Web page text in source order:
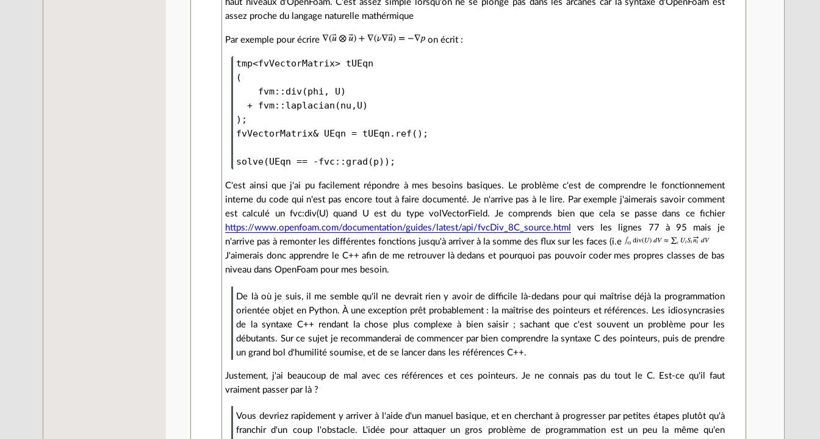
haut niveaux d'OpenFoam. C'est assez simple lorsqu'on ne se plonge pas dans les arcanes car la syntaxe d'OpenFoam est
assez proche du langage naturelle mathérmique
Par exemple pour écrire on écrit :
tmp<fvVectorMatrix> tUEqn
(
fvm:: div(phi , U)
+ fvm:: laplacian (nu , U)
);
fvVectorMatrix& UEqn = tUEqn . ref ();
solve(UEqn == -fvc :: grad (p));
C'est ainsi que j'ai pu facilement répondre à mes besoins basiques. Le problème c'est de comprendre le fonctionnement
interne du code qui n'est pas encore tout à faire documenté. Je n'arrive pas à le lire. Par exemple j'aimerais savoir comment
est calculé un fvc:div(U) quand U est du type volVectorField. Je comprends bien que cela se passe dans ce fichier
https://www.openfoam.com/documentation/guides/latest/api/fvcDiv_8C_source.html
vers les lignes 77 à 95 mais je
n'arrive pas à remonter les différentes fonctions jusqu'à arriver à la somme des flux sur les faces (i.e
J'aimerais donc apprendre le C++ afin de me retrouver là dedans et pourquoi pas pouvoir coder mes propres classes de bas
niveau dans OpenFoam pour mes besoin.
De là où je suis, il me semble qu'il ne devrait rien y avoir de difficile là-dedans pour qui maîtrise déjà la programmation
orientée objet en Python. À une exception prêt probablement : la maîtrise des pointeurs et références. Les idiosyncrasies
de la syntaxe C++ rendant la chose plus complexe à bien saisir ; sachant que c'est souvent un problème pour les
débutants. Sur ce sujet je recommanderai de commencer par bien comprendre la syntaxe C des pointeurs, puis de prendre
un grand bol d'humilité soumise, et de se lancer dans les références C++.
Justement, j'ai beaucoup de mal avec ces références et ces pointeurs. Je ne connais pas du tout le C. Est-ce qu'il faut
vraiment passer par là ?
Vous devriez rapidement y arriver à l'aide d'un manuel basique, et en cherchant à progresser par petites étapes plutôt qu'à
franchir d'un coup l'obstacle. L'idée pour attaquer un gros problème de programmation est un peu la même qu'en